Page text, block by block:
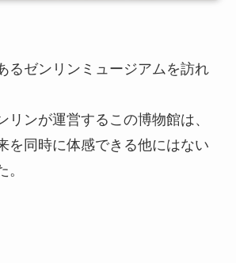
るゼンリンミュージアムを訪れ
リンが運営するこの博物館は、
を同時に体感できる他にはない